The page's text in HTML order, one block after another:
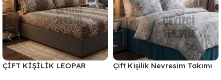
ÇİFT KİŞİLİK LEOPAR
Çift Kişilik Nevresim Takımı